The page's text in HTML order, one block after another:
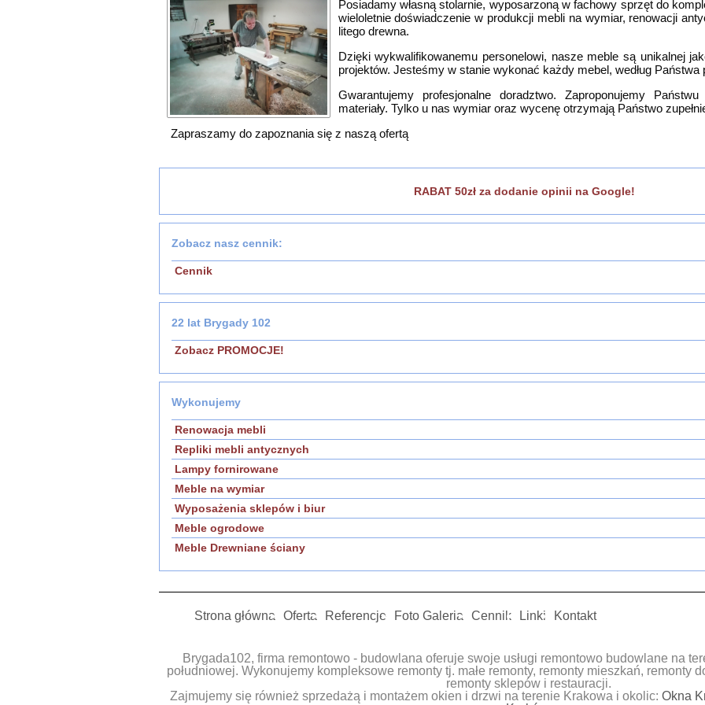
RABAT 50zł za dodanie opinii na Google!
Zobacz nasz cennik:
Cennik
22 lat Brygady 102
Zobacz PROMOCJE!
Wykonujemy
Renowacja mebli
Repliki mebli antycznych
Lampy fornirowane
Meble na wymiar
Wyposażenia sklepów i biur
Meble ogrodowe
Meble Drewniane ściany
Posiadamy własną stolarnie, wyposarzoną w fachowy sprzęt do
wieloletnie doświadczenie w produkcji mebli na wymiar, renowacji
litego drewna.
Dzięki wykwalifikowanemu personelowi, nasze meble są unikalnej
projektów. Jesteśmy w stanie wykonać każdy mebel, według
Gwarantujemy profesjonalne doradztwo. Zaproponujemy
materiały. Tylko u nas wymiar oraz wycenę otrzymają Państwo
Zapraszamy do zapoznania się z naszą ofertą
Strona główna Oferta Referencje Foto Galeria Cennik Linki Kontakt
Brygada102, firma remontowo - budowlana oferuje swoje usługi remontowo budowlane na
południowej. Wykonujemy kompleksowe remonty tj. małe remonty, remonty mieszkań, remonty
remonty sklepów i restauracji.
Zajmujemy się również sprzedażą i montażem okien i drzwi na terenie Krakowa i okolic: Okna